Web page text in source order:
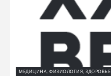
МЕДИЦИНА, ФИЗИОЛОГИЯ, ЗДОРОВЬЕ